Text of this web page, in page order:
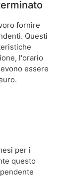
fornire
Questi
l'orario
essere
per i
questo